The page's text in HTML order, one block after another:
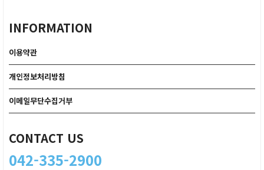
INFORMATION
이용약관
개인정보처리방침
이메일무단수집거부
CONTACT US
042-335-2900